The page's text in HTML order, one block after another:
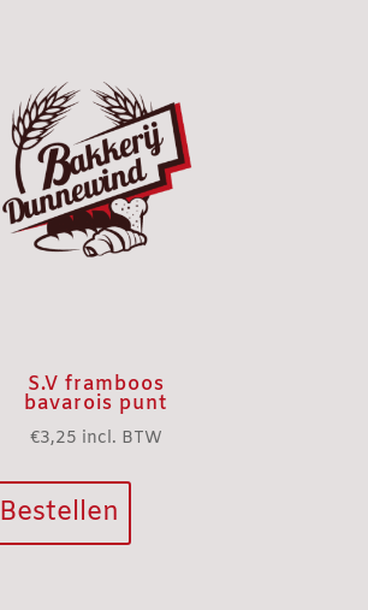
S.V framboos
bavarois punt
€3,25 incl. BTW
Bestellen